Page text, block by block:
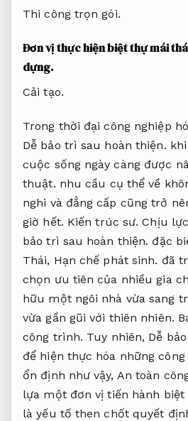
Thi công trọn gói.
Đơn vị thực hiện biệt thự mái
dựng.
Cải tạo.
Trong thời đại công nghiệp
Dễ bảo trì sau hoàn thiện.
cuộc sống ngày càng được
thuật. nhu cầu cụ thể về
nghi và đẳng cấp cũng trở
giờ hết. Kiến trúc sư. Chịu
bảo trì sau hoàn thiện. đặc
Thái, Hạn chế phát sinh. đã
chọn ưu tiên của nhiều gia
hữu một ngôi nhà vừa sang
vừa gần gũi với thiên nhiên.
công trình. Tuy nhiên, Dễ
để hiện thực hóa những
ổn định như vậy, An toàn
lựa một đơn vị tiến hành
là yếu tố then chốt quyết